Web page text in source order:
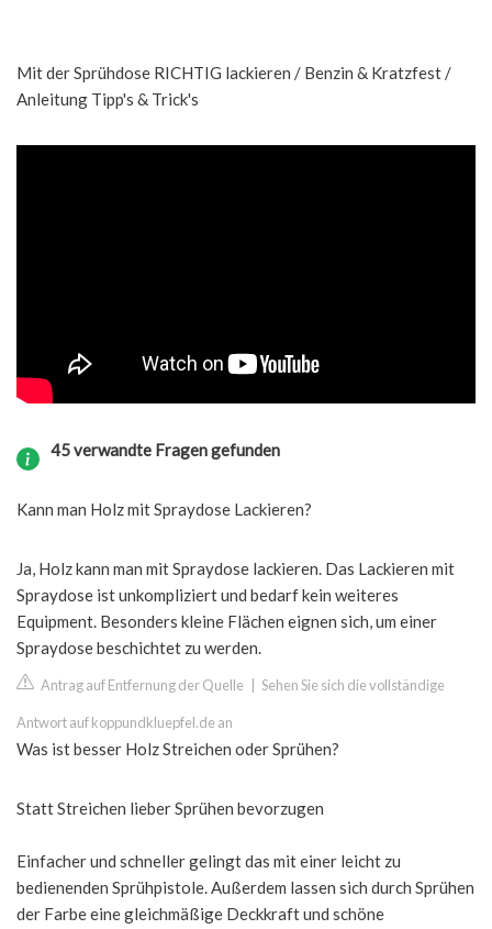
Mit der Sprühdose RICHTIG lackieren / Benzin & Kratzfest /
Anleitung Tipp's & Trick's
45 verwandte Fragen gefunden
Kann man Holz mit Spraydose Lackieren?
Ja, Holz kann man mit Spraydose lackieren. Das Lackieren mit
Spraydose ist unkompliziert und bedarf kein weiteres
Equipment. Besonders kleine Flächen eignen sich, um einer
Spraydose beschichtet zu werden.
Antrag auf Entfernung der Quelle Sehen Sie sich die vollständige
Antwort auf koppundkluepfel.de an
Was ist besser Holz Streichen oder Sprühen?
Statt Streichen lieber Sprühen bevorzugen
Einfacher und schneller gelingt das mit einer leicht zu
bedienenden Sprühpistole. Außerdem lassen sich durch Sprühen
der Farbe eine gleichmäßige Deckkraft und schöne